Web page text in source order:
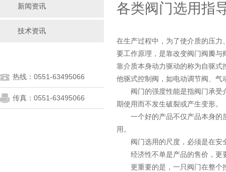
各类阀门选用指
在生产过程中，为了使介质的压
要工作原理，是靠改变阀门阀瓣
靠介质本身动力驱动的称为自驱
他驱式控制阀，如电动调节阀、
阀门的强度性能是指阀门承受介
期使用而不发生破裂或产生变形。
一个好的产品不仅产品本身的质
用。
阀门选用的尺度，必须是在安
经济性不单是产品的售价，更
更重要的是，一只阀门在整个
新闻资讯
技术资讯
热线：0551-63495066
传真：0551-63495066